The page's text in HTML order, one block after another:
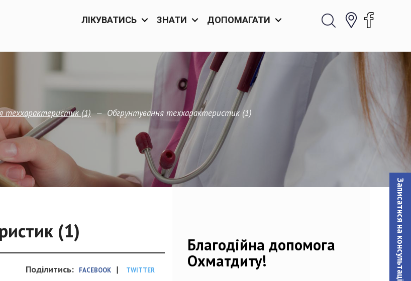
Записатися на консультацiю
ЛІКУВАТИСЬ ЗНАТИ ДОПОМАГАТИ
теххарактеристик (1) — Обгрунтування теххарактеристик (1)
(1)
Поділитись: FACEBOOK | TWITTER
Благодійна допомога
Охматдиту!